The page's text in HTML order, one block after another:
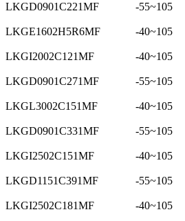
LKGD0901C221MF -55~105
LKGE1602H5R6MF -40~105
LKGI2002C121MF -40~105
LKGD0901C271MF -55~105
LKGL3002C151MF -40~105
LKGD0901C331MF -55~105
LKGI2502C151MF -40~105
LKGD1151C391MF -55~105
LKGI2502C181MF -40~105